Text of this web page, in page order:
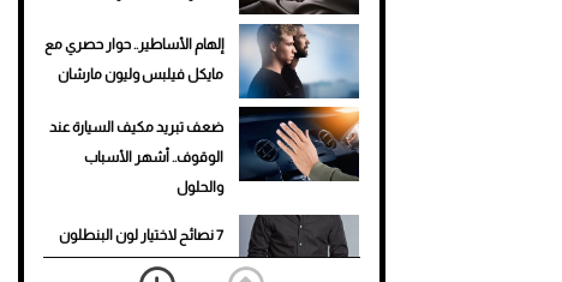
إلهام الأساطير.. حوار حصري مع
مايكل فيلبس وليون مارشان
ضعف تبريد مكيف السيارة عند
الوقوف.. أشهر الأسباب
والحلول
7 نصائح لاختيار لون البنطلون
المناسب للقميص الأسود